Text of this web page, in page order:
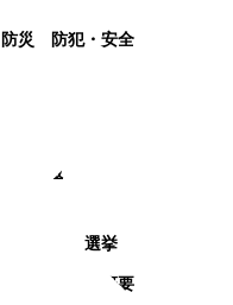
防災 防犯・安全
町政情報
選挙
町の概要